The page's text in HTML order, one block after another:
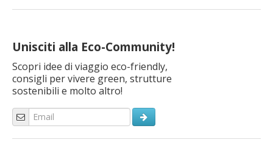
Unisciti alla Eco-Community!
Scopri idee di viaggio eco-friendly,
consigli per vivere green, strutture
sostenibili e molto altro!